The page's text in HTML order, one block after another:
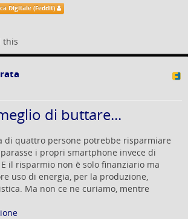
Digitale (Feddit)
this
di buttare...
di quattro persone potrebbe risparmiare
i propri smartphone invece di
il risparmio non è solo finanziario ma
uso di energia, per la produzione,
Ma non ce ne curiamo, mentre